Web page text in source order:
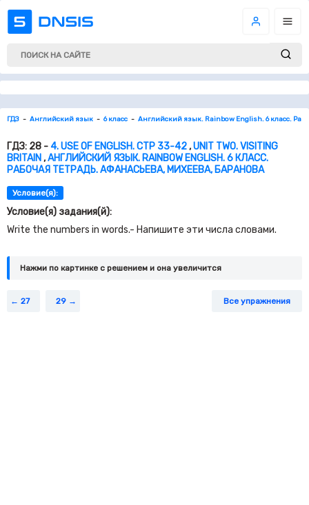
ГДЗ Английский язык 6 класс Английский язык. Rainbow English. 6 класс.
ГДЗ: 28 - 4. USE OF ENGLISH. СТР 33-42,UNIT TWO. VISITING
BRITAIN,АНГЛИЙСКИЙ ЯЗЫК. RAINBOW ENGLISH. 6 КЛАСС.
РАБОЧАЯ ТЕТРАДЬ. АФАНАСЬЕВА, МИХЕЕВА, БАРАНОВА
Условие(я):
Условие(я) задания(й):
Write the numbers in words.- Напишите эти числа словами.
Нажми по картинке c решением и она увеличится
27 29 Все упражнения